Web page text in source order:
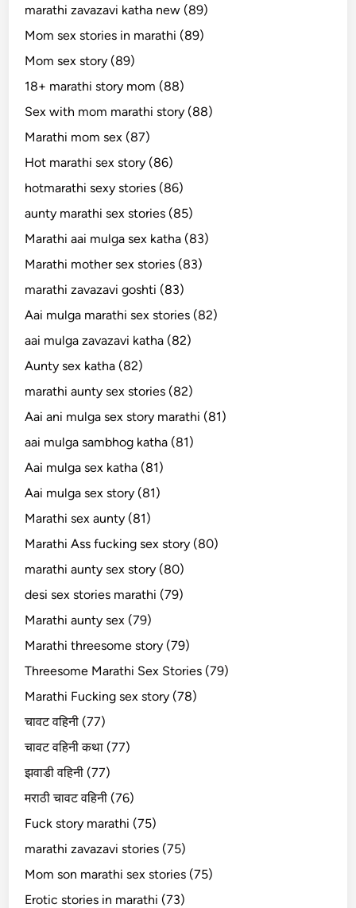
marathi zavazavi katha new (89)
Mom sex stories in marathi (89)
Mom sex story (89)
18+ marathi story mom (88)
Sex with mom marathi story (88)
Marathi mom sex (87)
Hot marathi sex story (86)
hotmarathi sexy stories (86)
aunty marathi sex stories (85)
Marathi aai mulga sex katha (83)
Marathi mother sex stories (83)
marathi zavazavi goshti (83)
Aai mulga marathi sex stories (82)
aai mulga zavazavi katha (82)
Aunty sex katha (82)
marathi aunty sex stories (82)
Aai ani mulga sex story marathi (81)
aai mulga sambhog katha (81)
Aai mulga sex katha (81)
Aai mulga sex story (81)
Marathi sex aunty (81)
Marathi Ass fucking sex story (80)
marathi aunty sex story (80)
desi sex stories marathi (79)
Marathi aunty sex (79)
Marathi threesome story (79)
Threesome Marathi Sex Stories (79)
Marathi Fucking sex story (78)
चावट वहिनी (77)
चावट वहिनी कथा (77)
झवाडी वहिनी (77)
मराठी चावट वहिनी (76)
Fuck story marathi (75)
marathi zavazavi stories (75)
Mom son marathi sex stories (75)
Erotic stories in marathi (73)